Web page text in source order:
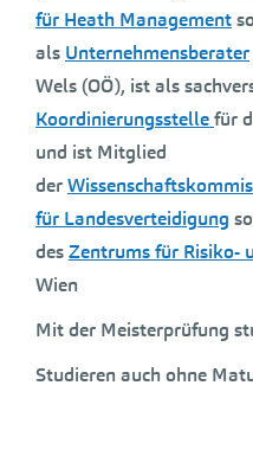
für Heath Management
als Unternehmensberater
Wels (OÖ), ist als
Koordinierungsstellefür
und ist Mitglied
der
für Landesverteidigung
desZentrums für Risiko-
Wien
Mit der Meisterprüfung
Studieren auch ohne